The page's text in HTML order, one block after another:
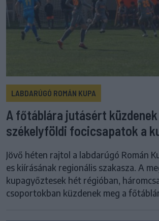
LABDARÚGÓ ROMÁN KUPA
A főtáblára jutásért küzdenek
székelyföldi focicsapatok a
Jövő héten rajtol a labdarúgó Román
es kiírásának regionális szakasza. A
kupagyőztesek hét régióban,
csoportokban küzdenek meg a